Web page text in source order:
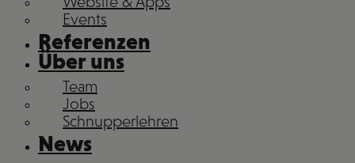
Events
Referenzen
Über uns
Team
Jobs
Schnupperlehren
News